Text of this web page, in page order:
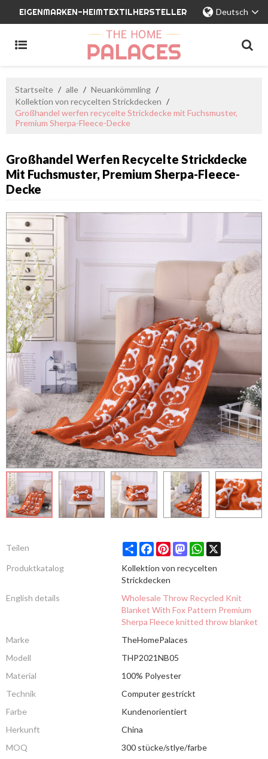
EIGENMARKEN-HEIMTEXTILHERSTELLER Deutsch
Startseite / alle / Neuankömmling /
Kollektion von recycelten Strickdecken /
Großhandel werfen recycelte Strickdecke mit Fuchsmuster,
Premium Sherpa-Fleece-Decke
Großhandel Werfen Recycelte Strickdecke
Mit Fuchsmuster, Premium Sherpa-Fleece-
Decke
Teilen ShareFacebookPinterestMastodonWhatsApp
X
Produktkatalog
Kollektion von recycelten
Strickdecken
English details
Wholesale Throw Recycled Knit
Blanket With Fox Pattern Premium
Sherpa Fleece knitted throw blanket
Marke
TheHomePalaces
Modell
THP2021NB05
Material
100% Polyester
Technik
Computer gestrickt
Farbe
Kundenorientiert
Herkunft
China
MOQ
300 stücke/stlye/farbe